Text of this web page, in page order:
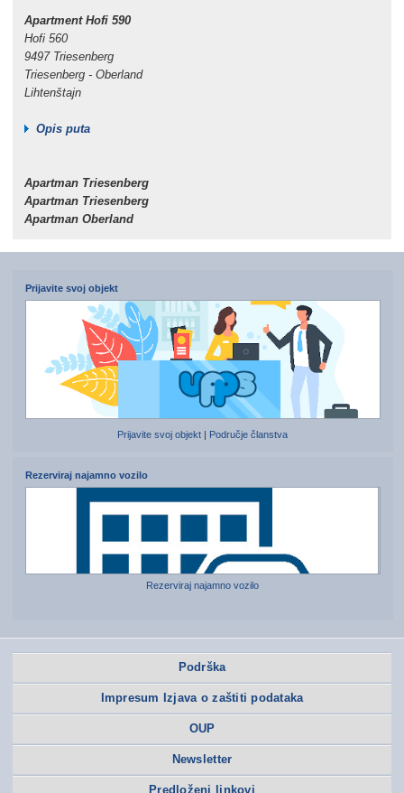
Apartment Hofi 590
Hofi 560
9497 Triesenberg
Triesenberg - Oberland
Lihtenštajn
Opis puta
Apartman Triesenberg
Apartman Triesenberg
Apartman Oberland
Prijavite svoj objekt
Prijavite svoj objekt Područje članstva
Rezerviraj najamno vozilo
Rezerviraj najamno vozilo
Podrška
Impresum Izjava o zaštiti podataka
OUP
Newsletter
Predloženi linkovi